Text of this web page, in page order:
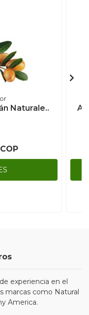
Naturale..
experiencia en el
marcas como Natural
America.